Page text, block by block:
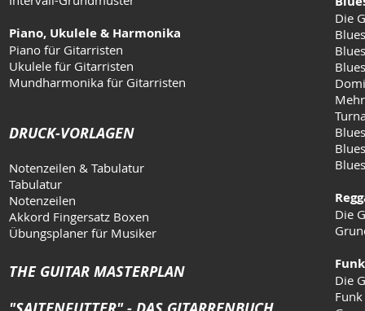
Piano, Ukulele & Harmonika
Piano für Gitarristen
Ukulele für Gitarristen
Mundharmonika für Gitarristen
DRUCK-VORLAGEN
Notenzeilen & Tabulatur
Tabulatur
Notenzeilen
Akkord Fingersatz Boxen
Übungsplaner für Musiker
THE GUITAR MASTERPLAN
Die
Die
Die